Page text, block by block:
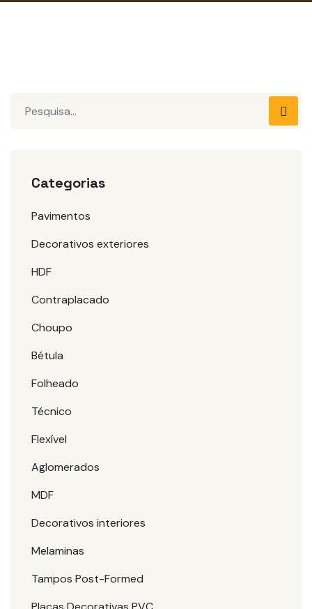
Categorias
Pavimentos
Decorativos exteriores
HDF
Contraplacado
Choupo
Bétula
Folheado
Técnico
Flexível
Aglomerados
MDF
Decorativos interiores
Melaminas
Tampos Post-Formed